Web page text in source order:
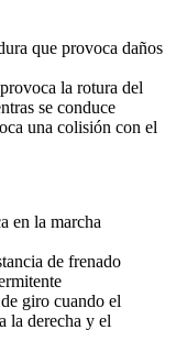
que provoca daños
la rotura del
se conduce
una colisión con el
en la marcha
de frenado
giro cuando el
la derecha y el